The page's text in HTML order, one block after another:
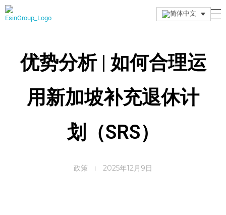
优势分析 | 如何合理运
用新加坡补充退休计
划（SRS）
2025年12月9日
政策